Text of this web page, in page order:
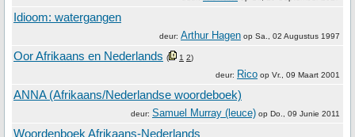
Idioom: watergangen
deur: Arthur Hagen op Sa., 02 Augustus 1997
Oor Afrikaans en Nederlands ( 1 2)
deur: Rico op Vr., 09 Maart 2001
ANNA (Afrikaans/Nederlandse woordeboek)
deur: Samuel Murray (leuce) op Do., 09 Junie 2011
Woordenboek Afrikaans-Nederlands